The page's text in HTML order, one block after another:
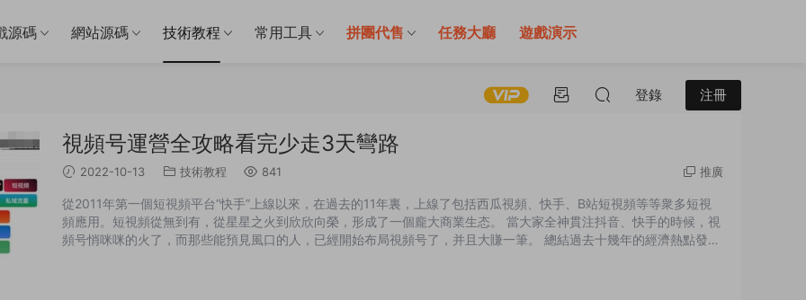
源碼 網站源碼 技術教程 常用工具 拼團代售 任務大廳 遊戲演示
登錄 注冊
視頻号運營全攻略看完少走3天彎路
2022-10-13 技術教程 841 推廣
從2011年第一個短視頻平台“快手”上線以來，在過去的11年裏，上線了包括西瓜視頻、快手、B站短視頻等等衆多短視
頻應用。短視頻從無到有，從星星之火到欣欣向榮，形成了一個龐大商業生态。 當大家全神貫注抖音、快手的時候，視
頻号悄咪咪的火了，而那些能預見風口的人，已經開始布局視頻号了，并且大賺一筆。 總結過去十幾年的經濟熱點發展